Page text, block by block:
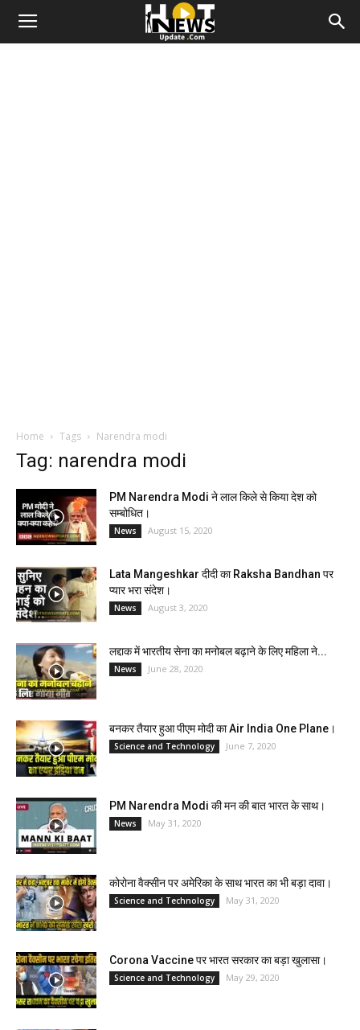
Home Tags Narendra modi
Tag: narendra modi
PM Narendra Modi ने लाल किले से किया देश को
सम्बोधित।
News August 15, 2020
Lata Mangeshkar दीदी का Raksha Bandhan पर
प्यार भरा संदेश।
News August 3, 2020
लद्दाक में भारतीय सेना का मनोबल बढ़ाने के लिए महिला ने...
News June 28, 2020
बनकर तैयार हुआ पीएम मोदी का Air India One Plane।
Science and Technology June 7, 2020
PM Narendra Modi की मन की बात भारत के साथ।
News May 31, 2020
कोरोना वैक्सीन पर अमेरिका के साथ भारत का भी बड़ा दावा।
Science and Technology May 31, 2020
Corona Vaccine पर भारत सरकार का बड़ा खुलासा।
Science and Technology May 29, 2020